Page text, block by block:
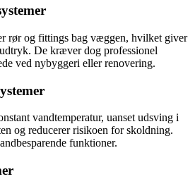
rør og fittings bag væggen, hvilket giver
De kræver dog professionel
ved nybyggeri eller renovering.
vandtemperatur, uanset udsving i
og reducerer risikoen for skoldning.
funktioner.